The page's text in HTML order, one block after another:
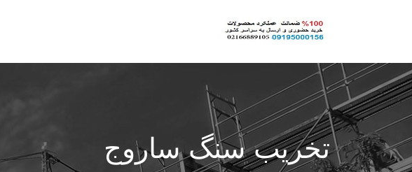
تخریب سنگ ساروج